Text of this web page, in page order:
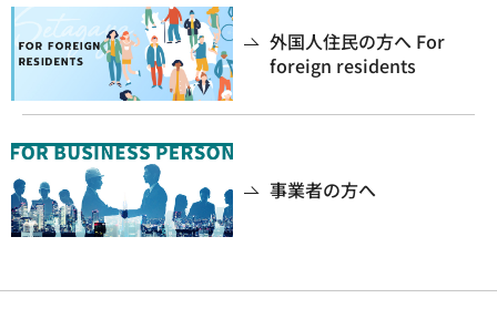
外国人住民の方へ For
foreign residents
事業者の方へ